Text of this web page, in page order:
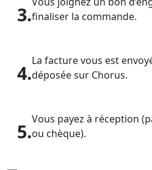
3.finaliser la commande.
4.
La facture vous est
déposée sur Chorus.
5.
Vous payez à réception
ou chèque).